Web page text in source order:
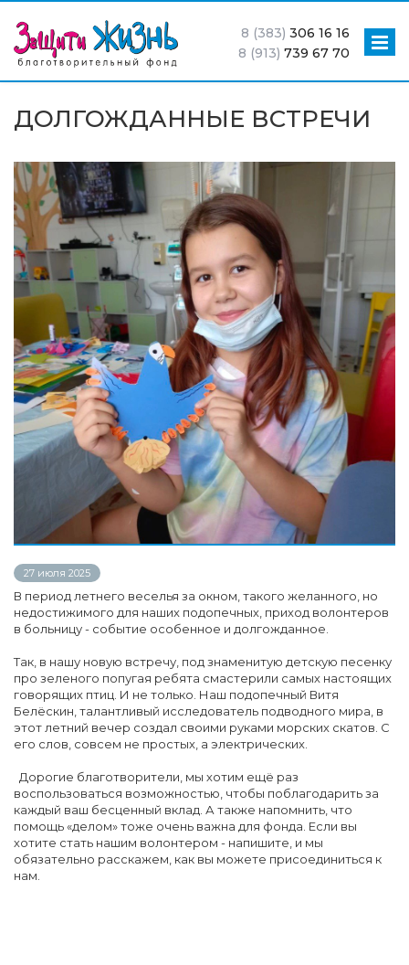
8 (383) 306 16 16
8 (913) 739 67 70
ДОЛГОЖДАННЫЕ ВСТРЕЧИ
27 июля 2025
В период летнего веселья за окном, такого желанного, но
недостижимого для наших подопечных, приход волонтеров
в больницу - событие особенное и долгожданное.
Так, в нашу новую встречу, под знаменитую детскую песенку
про зеленого попугая ребята смастерили самых настоящих
говорящих птиц. И не только. Наш подопечный Витя
Белёскин, талантливый исследователь подводного мира, в
этот летний вечер создал своими руками морских скатов. С
его слов, совсем не простых, а электрических.
Дорогие благотворители, мы хотим ещё раз
воспользоваться возможностью, чтобы поблагодарить за
каждый ваш бесценный вклад. А также напомнить, что
помощь «делом» тоже очень важна для фонда. Если вы
хотите стать нашим волонтером - напишите, и мы
обязательно расскажем, как вы можете присоединиться к
нам.